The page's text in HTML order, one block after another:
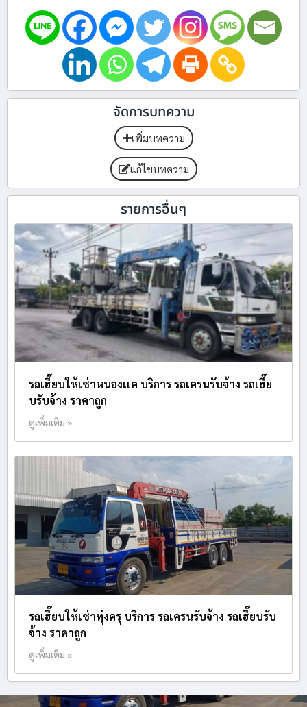
จัดการบทความ
เพิ่มบทความ
แก้ไขบทความ
รายการอื่นๆ
รถเฮี๊ยบให้เช่าหนองเเค บริการ รถเครนรับจ้าง รถเฮี๊ย
บรับจ้าง ราคาถูก
ดูเพิ่มเติม »
รถเฮี๊ยบให้เช่าทุ่งครุ บริการ รถเครนรับจ้าง รถเฮี๊ยบรับ
จ้าง ราคาถูก
ดูเพิ่มเติม »